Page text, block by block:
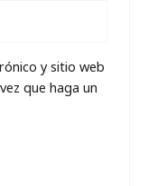
y sitio web
que haga un